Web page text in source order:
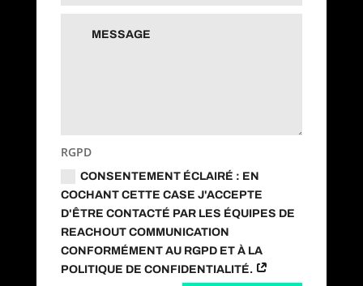
RGPD
CONSENTEMENT ÉCLAIRÉ : EN
COCHANT CETTE CASE J'ACCEPTE
D'ÊTRE CONTACTÉ PAR LES ÉQUIPES DE
REACHOUT COMMUNICATION
CONFORMÉMENT AU RGPD ET À LA
POLITIQUE DE CONFIDENTIALITÉ.